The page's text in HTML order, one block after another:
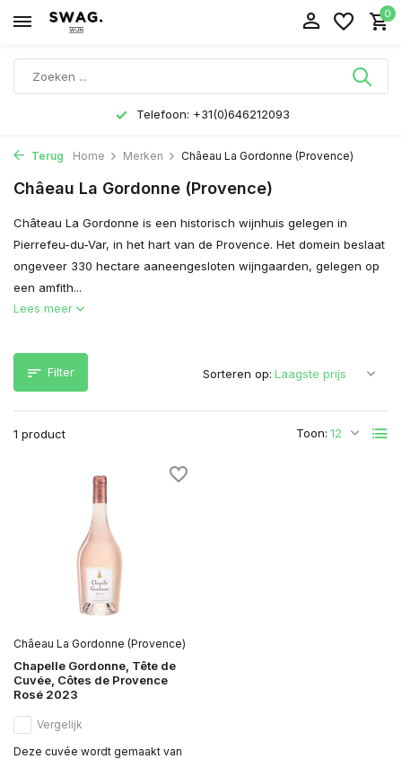
0
Telefoon: +31(0)646212093
Terug Home Merken Châeau La Gordonne (Provence)
Châeau La Gordonne (Provence)
Château La Gordonne is een historisch wijnhuis gelegen in
Pierrefeu-du-Var, in het hart van de Provence. Het domein beslaat
ongeveer 330 hectare aaneengesloten wijngaarden, gelegen op
een amfith...
Lees meer
Filter
1 product Toon:
Sorteren op:
Châeau La Gordonne (Provence)
Chapelle Gordonne, Tête de
Cuvée, Côtes de Provence
Rosé 2023
Vergelijk
Deze cuvée wordt gemaakt van